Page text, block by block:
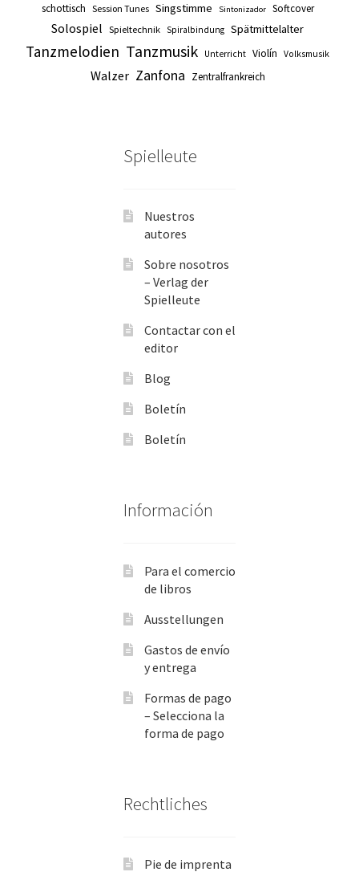
schottisch Session Tunes Singstimme Sintonizador Softcover
Solospiel Spieltechnik Spiralbindung Spätmittelalter
Tanzmelodien Tanzmusik Unterricht Violín Volksmusik
Walzer Zanfona Zentralfrankreich
Spielleute
Nuestros
autores
Sobre nosotros
– Verlag der
Spielleute
Contactar con el
editor
Blog
Boletín
Boletín
Información
Para el comercio
de libros
Ausstellungen
Gastos de envío
y entrega
Formas de pago
– Selecciona la
forma de pago
Rechtliches
Pie de imprenta